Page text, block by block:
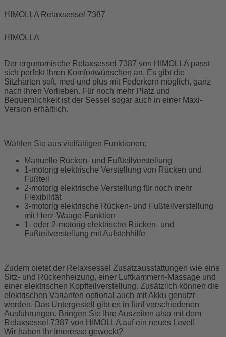
HIMOLLA Relaxsessel 7387
HIMOLLA
Der ergonomische Relaxsessel 7387 von HIMOLLA passt
sich perfekt Ihren Komfortwünschen an. Es gibt die
Sitzhärten soft, med und plus mit Federkern möglich, ganz
nach Ihren Vorlieben. Für noch mehr Platz und
Bequemlichkeit ist der Sessel sogar auch in einer Maxi-
Version erhältlich.
Wählen Sie aus vielfältigen Funktionen:
Manuelle Rücken- und Fußteilverstellung
1-motorig elektrische Verstellung von Rücken und
Fußteil
2-motorig elektrische Verstellung für noch mehr
Flexibilität
3-motorig elektrische Rücken- und Fußteilverstellung
mit Herz-Waage-Funktion
1- oder 2-motorig elektrische Rücken- und
Fußteilverstellung mit Aufstehhilfe
Zudem bietet der Relaxsessel Zusatzausstattungen wie eine
Sitz- und Rückenheizung, einer Luftkammern-Massage und
einer elektrischen Kopfteilverstellung. Zusätzlich können die
elektrischen Varianten optional auch mit Akku genutzt
werden. Das Untergestell gibt es in fünf verschiedenen
Ausführungen. Bringen Sie Ihre Auszeiten also mit dem
Relaxsessel 7387 von HIMOLLA auf ein neues Level!
Wir haben Ihr Interesse geweckt?